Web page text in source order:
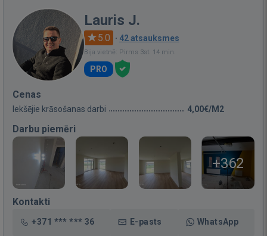
Lauris J.
5.0 · 42 atsauksmes
Bija vietnē: Pirms 3st. 14 min.
PRO
Cenas
Iekšējie krāsošanas darbi 4,00€/M2
Darbu piemēri
+362
Kontakti
+371 *** *** 36 E-pasts WhatsApp